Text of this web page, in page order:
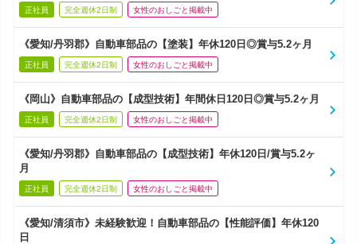
正社員 完全週休2日制 女性のおしごと掲載中
《愛知/丹羽郡》自動車部品の【塗装】年休120日◎賞与5.2ヶ月
正社員 完全週休2日制 女性のおしごと掲載中
《岡山》自動車部品の【成型技術】年間休日120日◎賞与5.2ヶ月
正社員 完全週休2日制 女性のおしごと掲載中
《愛知/丹羽郡》自動車部品の【成型技術】年休120日/賞与5.2ヶ
月
正社員 完全週休2日制 女性のおしごと掲載中
《愛知/清須市》未経験歓迎！自動車部品の【性能評価】年休120
日